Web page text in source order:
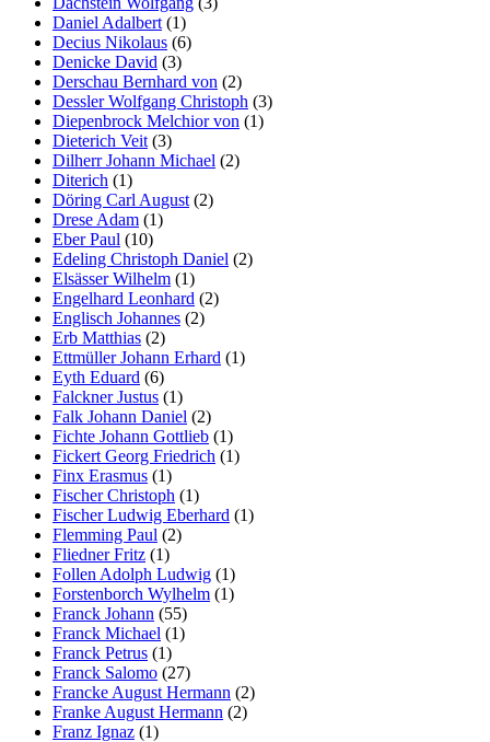
Daniel Adalbert (1)
Decius Nikolaus (6)
Denicke David (3)
Derschau Bernhard von (2)
Dessler Wolfgang Christoph (3)
Diepenbrock Melchior von (1)
Dieterich Veit (3)
Dilherr Johann Michael (2)
Diterich (1)
Döring Carl August (2)
Drese Adam (1)
Eber Paul (10)
Edeling Christoph Daniel (2)
Elsässer Wilhelm (1)
Engelhard Leonhard (2)
Englisch Johannes (2)
Erb Matthias (2)
Ettmüller Johann Erhard (1)
Eyth Eduard (6)
Falckner Justus (1)
Falk Johann Daniel (2)
Fichte Johann Gottlieb (1)
Fickert Georg Friedrich (1)
Finx Erasmus (1)
Fischer Christoph (1)
Fischer Ludwig Eberhard (1)
Flemming Paul (2)
Fliedner Fritz (1)
Follen Adolph Ludwig (1)
Forstenborch Wylhelm (1)
Franck Johann (55)
Franck Michael (1)
Franck Petrus (1)
Franck Salomo (27)
Francke August Hermann (2)
Franke August Hermann (2)
Franz Ignaz (1)